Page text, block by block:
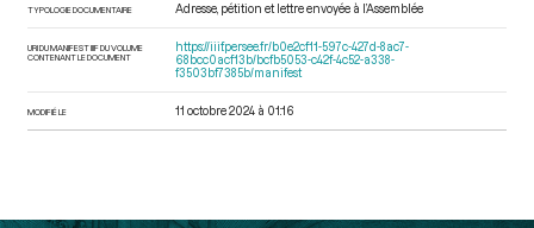
TYPOLOGIE DOCUMENTAIRE Adresse, pétition et lettre envoyée à l’Assemblée
URI DU MANIFEST IIIF DU VOLUME
CONTENANT LE DOCUMENT
https://iiif.persee.fr/b0e2cf11-597c-427d-8ac7-
68bcc0acf13b/bcfb5053-c42f-4c52-a338-
f3503bf7385b/manifest
MODIFIÉ LE 11 octobre 2024 à 01:16